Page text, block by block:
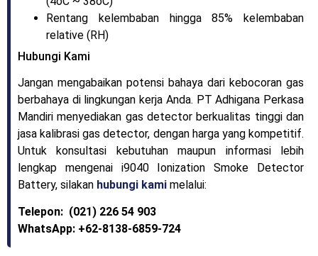
Rentang kelembaban hingga 85% kelembaban
relative (RH)
Hubungi Kami
Jangan mengabaikan potensi bahaya dari kebocoran gas
berbahaya di lingkungan kerja Anda. PT Adhigana Perkasa
Mandiri menyediakan gas detector berkualitas tinggi dan
jasa kalibrasi gas detector, dengan harga yang kompetitif.
Untuk konsultasi kebutuhan maupun informasi lebih
lengkap mengenai i9040 Ionization Smoke Detector
Battery, silakan hubungi kami melalui:
Telepon: (021) 226 54 903
WhatsApp: +62-8138-6859-724